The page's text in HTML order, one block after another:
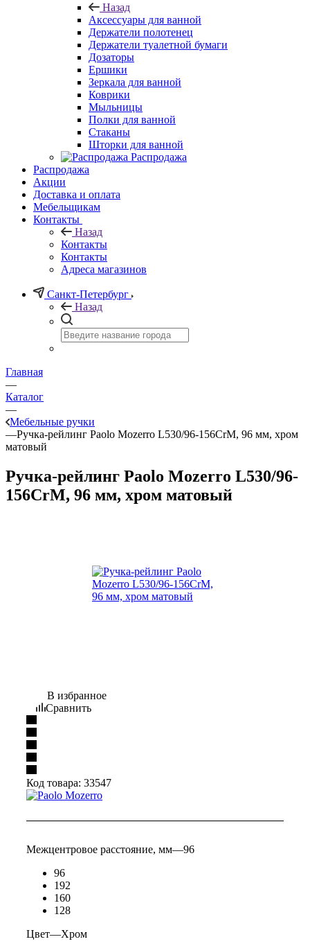
Назад
Аксессуары для ванной
Держатели полотенец
Держатели туалетной бумаги
Дозаторы
Ершики
Зеркала для ванной
Коврики
Мыльницы
Полки для ванной
Стаканы
Шторки для ванной
Распродажа
Распродажа
Акции
Доставка и оплата
Мебельщикам
Контакты
Назад
Контакты
Контакты
Адреса магазинов
Санкт-Петербург
Назад
Главная
—
Каталог
—
Мебельные ручки
—Ручка-рейлинг Paolo Mozerro L530/96-156CrM, 96 мм, хром
матовый
Ручка-рейлинг Paolo Mozerro L530/96-
156CrM, 96 мм, хром матовый
В избранное
Сравнить
Код товара: 33547
Межцентровое расстояние, мм—96
96
192
160
128
Цвет—Хром